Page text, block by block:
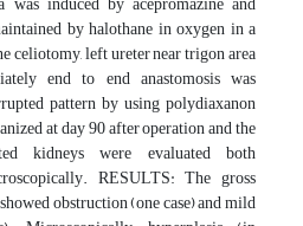
by halothane in oxygen in a
left ureter near trigon area
end to end anastomosis was
pattern by using polydiaxanon
at day 90 after operation and the
kidneys were evaluated both
RESULTS: The gross
obstruction (one case) and mild